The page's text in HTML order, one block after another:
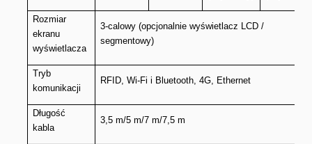
Rozmiar
ekranu
wyświetlacza
3-calowy (opcjonalnie wyświetlacz LCD /
segmentowy)
Tryb
komunikacji
RFID, Wi-Fi i Bluetooth, 4G, Ethernet
Długość
kabla
3,5 m/5 m/7 m/7,5 m